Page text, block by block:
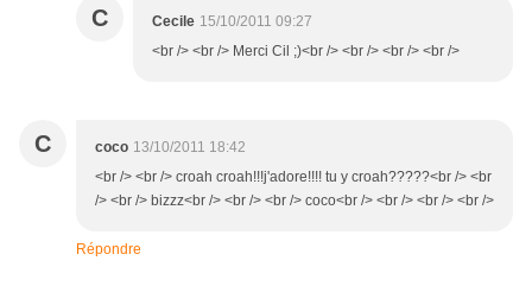
C Cecile 15/10/2011 09:27
<br /> <br /> Merci Cil ;)<br /> <br /> <br /> <br />
C coco 13/10/2011 18:42
<br /> <br /> croah croah!!!j'adore!!!! tu y croah?????<br /> <br
/> <br /> bizzz<br /> <br /> <br /> coco<br /> <br /> <br /> <br />
Répondre